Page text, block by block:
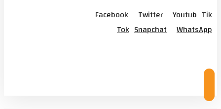
Facebook
Twitter Youtub Tik
Tok Snapchat
WhatsApp